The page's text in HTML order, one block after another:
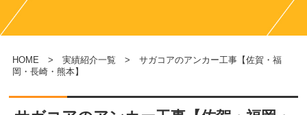
HOME > 実績紹介一覧 > サガコアのアンカー工事【佐賀・福
岡・長崎・熊本】